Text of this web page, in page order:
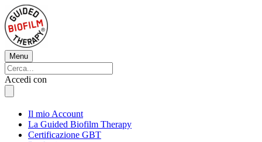
Vai
al
contenuto
Menu
Menu
Cerca:
Cerca
Accedi con
Il mio Account
La Guided Biofilm Therapy
Certificazione GBT